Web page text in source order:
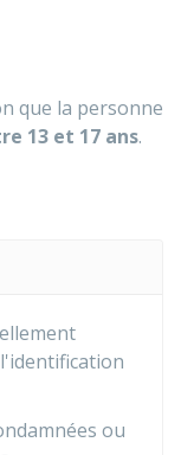
que la personne
13 et 17 ans.
ou